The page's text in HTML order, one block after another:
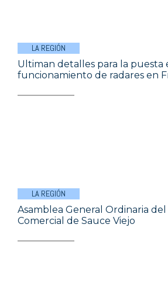
LA REGIÓN
Ultiman detalles para la puesta
funcionamiento de radares en
LA REGIÓN
Asamblea General Ordinaria
Comercial de Sauce Viejo